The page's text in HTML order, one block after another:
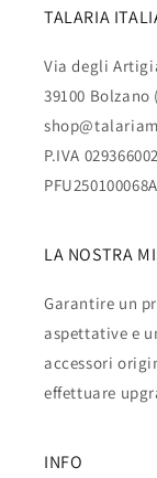
TALARIA
Via degli
39100 Bolzano
P.IVA
LA NOSTRA
Garantire un
aspettative e
accessori
effettuare
INFO